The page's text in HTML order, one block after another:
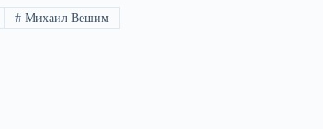
#Михаил Вешим